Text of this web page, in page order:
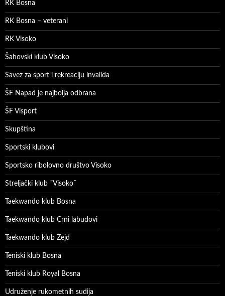
RK Bosna
RK Bosna – veterani
RK Visoko
Šahovski klub Visoko
Savez za sport i rekreaciju invalida
ŠF Napad je najbolja odbrana
ŠF Visport
Skupština
Sportski klubovi
Sportsko ribolovno društvo Visoko
Streljački klub ˝Visoko˝
Taekwando klub Bosna
Taekwando klub Crni labudovi
Taekwando klub Zejd
Teniski klub Bosna
Teniski klub Royal Bosna
Udruženje rukometnih sudija